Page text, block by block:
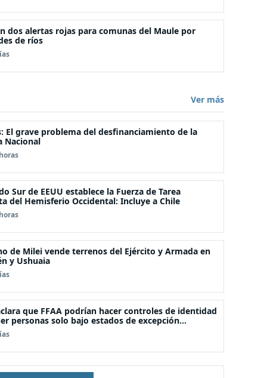
dos alertas rojas para comunas del Maule por
de ríos
Ver más
El grave problema del desfinanciamiento de la
Nacional
Sur de EEUU establece la Fuerza de Tarea
del Hemisferio Occidental: Incluye a Chile
de Milei vende terrenos del Ejército y Armada en
y Ushuaia
que FFAA podrían hacer controles de identidad
personas solo bajo estados de excepción